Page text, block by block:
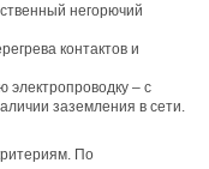
негорючий
контактов и
электропроводку – с
заземления в сети.
По